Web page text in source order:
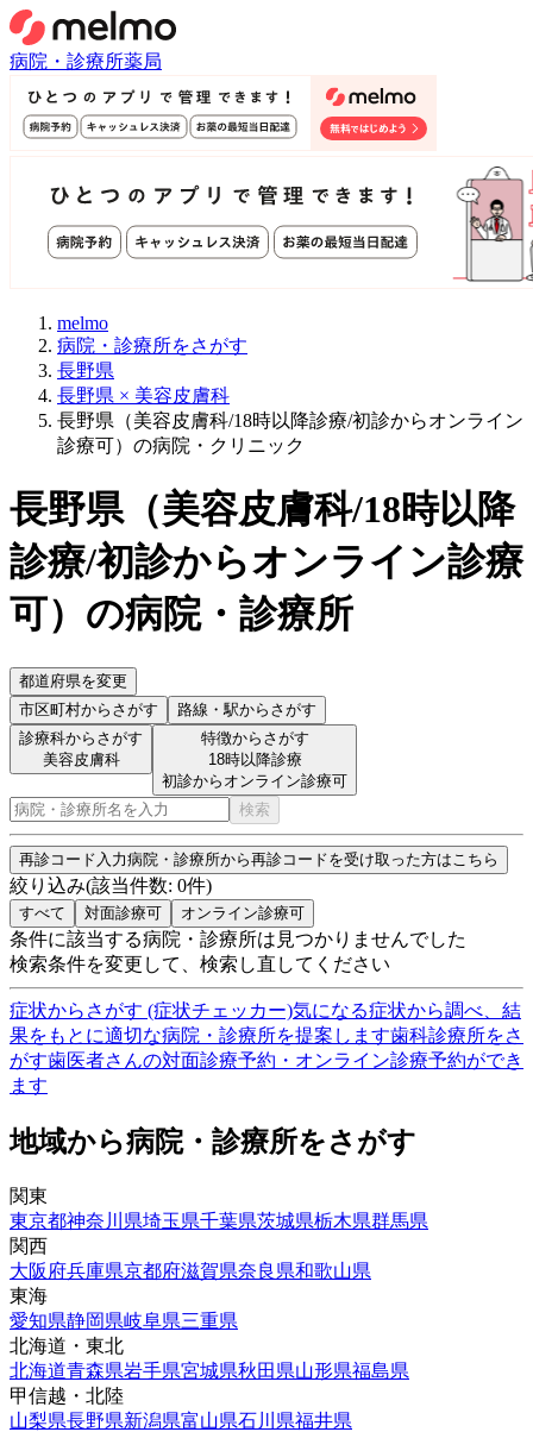
病院・診療所薬局
melmo
病院・診療所をさがす
長野県
長野県 × 美容皮膚科
長野県（美容皮膚科/18時以降診療/初診からオンライン
診療可）の病院・クリニック
長野県（美容皮膚科/18時以降
診療/初診からオンライン診療
可） の病院・診療所
都道府県を変更
市区町村からさがす 路線・駅からさがす
診療科からさがす
美容皮膚科
特徴からさがす
18時以降診療
初診からオンライン診療可
検索
再診コード入力病院・診療所から再診コードを受け取った方はこちら
絞り込み(該当件数: 0件)
すべて 対面診療可 オンライン診療可
条件に該当する病院・診療所は見つかりませんでした
検索条件を変更して、検索し直してください
症状からさがす (症状チェッカー)気になる症状から調べ、結
果をもとに適切な病院・診療所を提案します歯科診療所をさ
がす歯医者さんの対面診療予約・オンライン診療予約ができ
ます
地域から病院・診療所をさがす
関東
東京都神奈川県埼玉県千葉県茨城県栃木県群馬県
関西
大阪府兵庫県京都府滋賀県奈良県和歌山県
東海
愛知県静岡県岐阜県三重県
北海道・東北
北海道青森県岩手県宮城県秋田県山形県福島県
甲信越・北陸
山梨県長野県新潟県富山県石川県福井県